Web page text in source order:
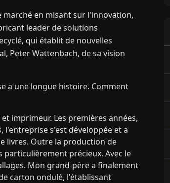
marché en misant sur l'innovation,
leader de solutions
qui établit de nouvelles
Peter Wattenbach, de sa vision
a une longue histoire. Comment
imprimeur. Les premières années,
l'entreprise s'est développée et a
livres. Outre la production de
précieux. Avec le
Mon grand-père a finalement
carton ondulé, l'établissant